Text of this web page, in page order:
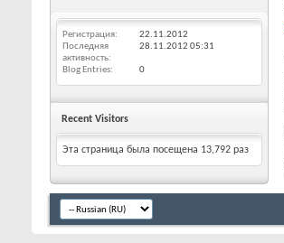
Регистрация
22.11.2012
Последняя
активность
28.11.2012 05:31
Blog Entries 0
Recent Visitors
Эта страница была посещена 13,792 раз